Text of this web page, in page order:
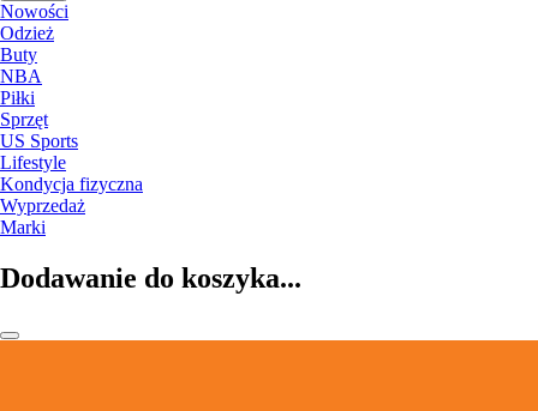
Nowości
Odzież
Buty
NBA
Piłki
Sprzęt
US Sports
Lifestyle
Kondycja fizyczna
Wyprzedaż
Marki
Dodawanie do koszyka...